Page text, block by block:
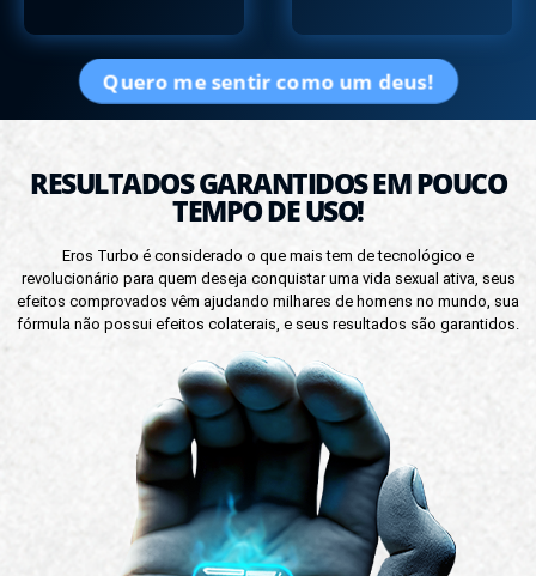
Quero me sentir como um deus!
RESULTADOS GARANTIDOS EM POUCO
TEMPO DE USO!
Eros Turbo é considerado o que mais tem de tecnológico e
revolucionário para quem deseja conquistar uma vida sexual ativa, seus
efeitos comprovados vêm ajudando milhares de homens no mundo, sua
fórmula não possui efeitos colaterais, e seus resultados são garantidos.